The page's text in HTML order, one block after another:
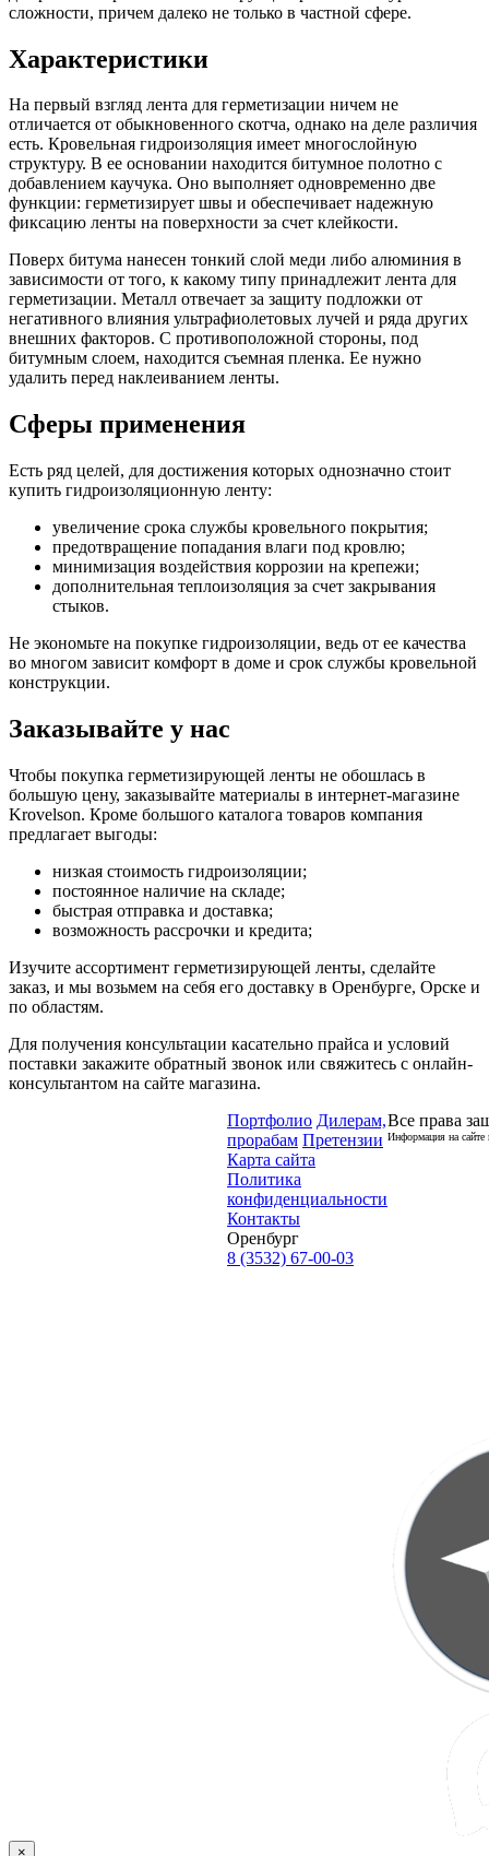
сложности, причем далеко не только в частной сфере.
Характеристики
На первый взгляд лента для герметизации ничем не
отличается от обыкновенного скотча, однако на деле различия
есть. Кровельная гидроизоляция имеет многослойную
структуру. В ее основании находится битумное полотно с
добавлением каучука. Оно выполняет одновременно две
функции: герметизирует швы и обеспечивает надежную
фиксацию ленты на поверхности за счет клейкости.
Поверх битума нанесен тонкий слой меди либо алюминия в
зависимости от того, к какому типу принадлежит лента для
герметизации. Металл отвечает за защиту подложки от
негативного влияния ультрафиолетовых лучей и ряда других
внешних факторов. С противоположной стороны, под
битумным слоем, находится съемная пленка. Ее нужно
удалить перед наклеиванием ленты.
Сферы применения
Есть ряд целей, для достижения которых однозначно стоит
купить гидроизоляционную ленту:
увеличение срока службы кровельного покрытия;
предотвращение попадания влаги под кровлю;
минимизация воздействия коррозии на крепежи;
дополнительная теплоизоляция за счет закрывания
стыков.
Не экономьте на покупке гидроизоляции, ведь от ее качества
во многом зависит комфорт в доме и срок службы кровельной
конструкции.
Заказывайте у нас
Чтобы покупка герметизирующей ленты не обошлась в
большую цену, заказывайте материалы в интернет-магазине
Krovelson. Кроме большого каталога товаров компания
предлагает выгоды:
низкая стоимость гидроизоляции;
постоянное наличие на складе;
быстрая отправка и доставка;
возможность рассрочки и кредита;
Изучите ассортимент герметизирующей ленты, сделайте
заказ, и мы возьмем на себя его доставку в Оренбурге, Орске и
по областям.
Для получения консультации касательно прайса и условий
поставки закажите обратный звонок или свяжитесь с онлайн-
консультантом на сайте магазина.
Портфолио Дилерам,
прорабам Претензии
Карта сайта
Политика
конфиденциальности
Контакты
Оренбург
8 (3532) 67-00-03
Все права
Информация на сайте
×